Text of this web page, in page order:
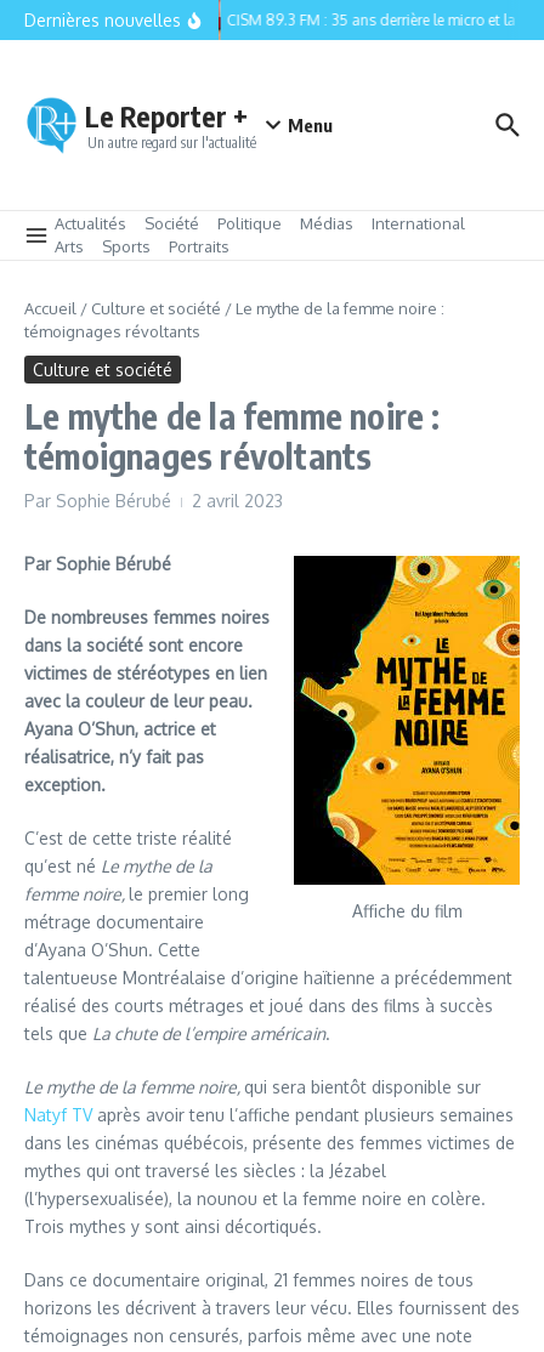
Aller au contenu
Dernières nouvelles CISM 89.3 FM : 35 ans derrière le micro et la
Le Reporter +
Un autre regard sur l'actualité
Menu
Actualités Société Politique Médias
International
Arts
Sports Portraits
Accueil / Culture et société / Le mythe de la femme noire :
témoignages révoltants
Culture et société
Le mythe de la femme noire :
témoignages révoltants
Par Sophie Bérubé 2 avril 2023
Affiche du film
Par Sophie Bérubé
De nombreuses femmes noires
dans la société sont encore
victimes de stéréotypes en lien
avec la couleur de leur peau.
Ayana O’Shun, actrice et
réalisatrice, n’y fait pas
exception.
C’est de cette triste réalité
qu’est né Le mythe de la
femme noire,le premier long
métrage documentaire
d’Ayana O’Shun. Cette
talentueuse Montréalaise d’origine haïtienne a précédemment
réalisé des courts métrages et joué dans des films à succès
tels que La chute de l’empire américain.
Le mythe de la femme noire, qui sera bientôt disponible sur
Natyf TVaprès avoir tenu l’affiche pendant plusieurs semaines
dans les cinémas québécois, présente des femmes victimes de
mythes qui ont traversé les siècles : la Jézabel
(l’hypersexualisée), la nounou et la femme noire en colère.
Trois mythes y sont ainsi décortiqués.
Dans ce documentaire original, 21 femmes noires de tous
horizons les décrivent à travers leur vécu. Elles fournissent des
témoignages non censurés, parfois même avec une note